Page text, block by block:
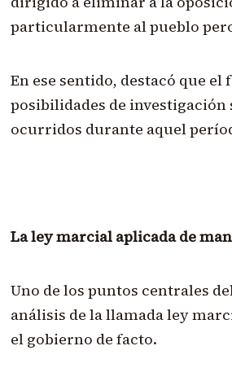
particularmente al pueblo
En ese sentido, destacó que el
posibilidades de investigación
ocurridos durante aquel
La ley marcial aplicada de
Uno de los puntos centrales
análisis de la llamada ley
el gobierno de facto.